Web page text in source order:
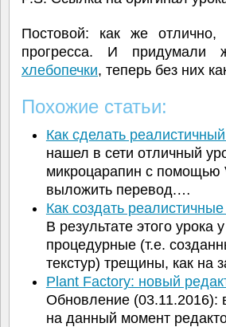
Постовой: как же
прогресса. И придумали
хлебопечки, теперь без них
Похожие статьи:
Как сделать
нашел в сети отличный
микроцарапин с
выложить перевод.…
Как создать
В результате этого
процедурные (т.е.
текстур) трещины, как на
Plant Factory: новый
Обновление (03.11.2016):
на данный момент